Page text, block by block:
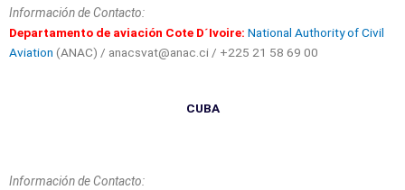
Información de Contacto:
Departamento de aviación Cote D´Ivoire: National Authority of Civil
Aviation (ANAC) / anacsvat@anac.ci / +225 21 58 69 00
CUBA
Información de Contacto: